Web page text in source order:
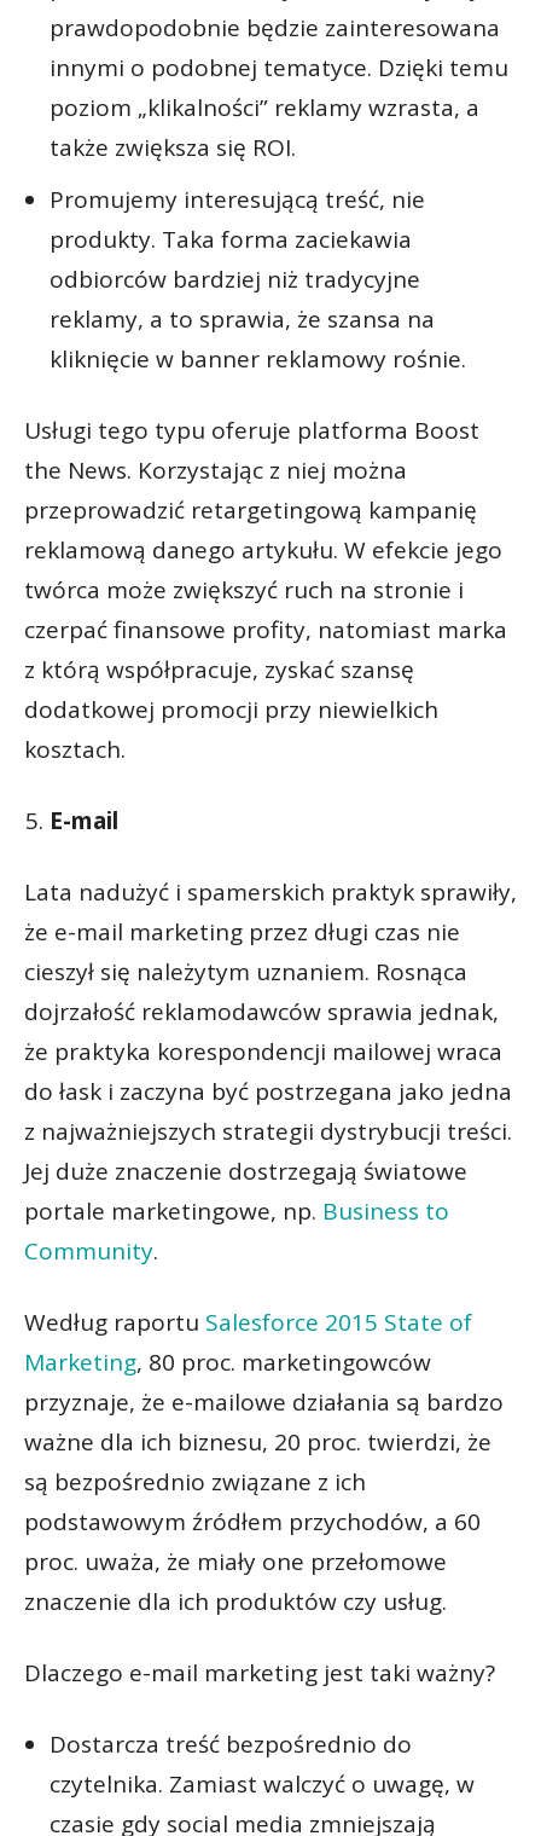
prawdopodobnie będzie zainteresowana
innymi o podobnej tematyce. Dzięki temu
poziom „klikalności” reklamy wzrasta, a
także zwiększa się ROI.
Promujemy interesującą treść, nie
produkty. Taka forma zaciekawia
odbiorców bardziej niż tradycyjne
reklamy, a to sprawia, że szansa na
kliknięcie w banner reklamowy rośnie.
Usługi tego typu oferuje platforma Boost
the News. Korzystając z niej można
przeprowadzić retargetingową kampanię
reklamową danego artykułu. W efekcie jego
twórca może zwiększyć ruch na stronie i
czerpać finansowe profity, natomiast marka
z którą współpracuje, zyskać szansę
dodatkowej promocji przy niewielkich
kosztach.
E-mail
Lata nadużyć i spamerskich praktyk sprawiły,
że e-mail marketing przez długi czas nie
cieszył się należytym uznaniem. Rosnąca
dojrzałość reklamodawców sprawia jednak,
że praktyka korespondencji mailowej wraca
do łask i zaczyna być postrzegana jako jedna
z najważniejszych strategii dystrybucji treści.
Jej duże znaczenie dostrzegają światowe
portale marketingowe, np. Business to
Community.
Według raportu Salesforce 2015 State of
Marketing, 80 proc. marketingowców
przyznaje, że e-mailowe działania są bardzo
ważne dla ich biznesu, 20 proc. twierdzi, że
są bezpośrednio związane z ich
podstawowym źródłem przychodów, a 60
proc. uważa, że miały one przełomowe
znaczenie dla ich produktów czy usług.
Dlaczego e-mail marketing jest taki ważny?
Dostarcza treść bezpośrednio do
czytelnika. Zamiast walczyć o uwagę, w
czasie gdy social media zmniejszają